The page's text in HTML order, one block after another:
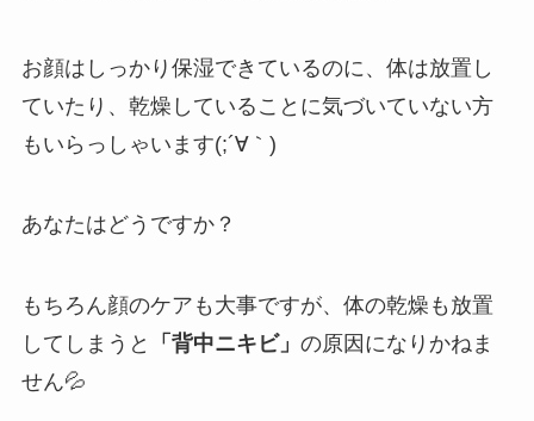
お顔はしっかり保湿できているのに、体は放置し
ていたり、乾燥していることに気づいていない方
もいらっしゃいます(;´∀｀)
あなたはどうですか？
もちろん顔のケアも大事ですが、体の乾燥も放置
してしまうと
「背中ニキビ」 の原因になりかねま
せん💦